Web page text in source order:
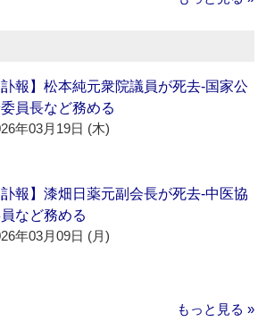
訃報】松本純元衆院議員が死去‐国家公
員長など務める
年03月19日 (木)
訃報】漆畑日薬元副会長が死去‐中医協
など務める
年03月09日 (月)
もっと見る »